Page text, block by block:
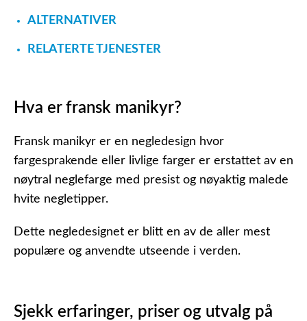
ALTERNATIVER
RELATERTE TJENESTER
Hva er fransk manikyr?
Fransk manikyr er en negledesign hvor
fargesprakende eller livlige farger er erstattet av en
nøytral neglefarge med presist og nøyaktig malede
hvite negletipper.
Dette negledesignet er blitt en av de aller mest
populære og anvendte utseende i verden.
Sjekk erfaringer, priser og utvalg på